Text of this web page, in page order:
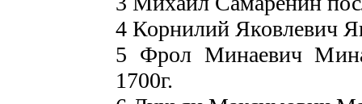
4 Корнилий Яковлевич
5 Фрол Минаевич
1700г.